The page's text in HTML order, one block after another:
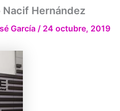
Hernández
García / 24 octubre, 2019